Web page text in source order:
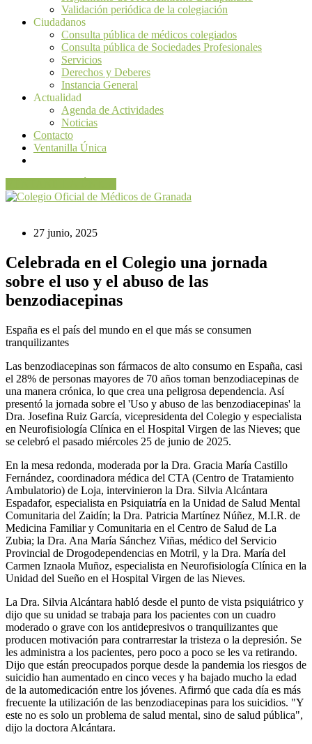
Validación periódica de la colegiación
Ciudadanos
Consulta pública de médicos colegiados
Consulta pública de Sociedades Profesionales
Servicios
Derechos y Deberes
Instancia General
Actualidad
Agenda de Actividades
Noticias
Contacto
Ventanilla Única
27 junio, 2025
Celebrada en el Colegio una jornada
sobre el uso y el abuso de las
benzodiacepinas
España es el país del mundo en el que más se consumen
tranquilizantes
Las benzodiacepinas son fármacos de alto consumo en España, casi
el 28% de personas mayores de 70 años toman benzodiacepinas de
una manera crónica, lo que crea una peligrosa dependencia. Así
presentó la jornada sobre el 'Uso y abuso de las benzodiacepinas' la
Dra. Josefina Ruiz García, vicepresidenta del Colegio y especialista
en Neurofisiología Clínica en el Hospital Virgen de las Nieves; que
se celebró el pasado miércoles 25 de junio de 2025.
En la mesa redonda, moderada por la Dra. Gracia María Castillo
Fernández, coordinadora médica del CTA (Centro de Tratamiento
Ambulatorio) de Loja, intervinieron la Dra. Silvia Alcántara
Espadafor, especialista en Psiquiatría en la Unidad de Salud Mental
Comunitaria del Zaidín; la Dra. Patricia Martínez Núñez, M.I.R. de
Medicina Familiar y Comunitaria en el Centro de Salud de La
Zubia; la Dra. Ana María Sánchez Viñas, médico del Servicio
Provincial de Drogodependencias en Motril, y la Dra. María del
Carmen Iznaola Muñoz, especialista en Neurofisiología Clínica en la
Unidad del Sueño en el Hospital Virgen de las Nieves.
La Dra. Silvia Alcántara habló desde el punto de vista psiquiátrico y
dijo que su unidad se trabaja para los pacientes con un cuadro
moderado o grave con los antidepresivos o tranquilizantes que
producen motivación para contrarrestar la tristeza o la depresión. Se
les administra a los pacientes, pero poco a poco se les va retirando.
Dijo que están preocupados porque desde la pandemia los riesgos de
suicidio han aumentado en cinco veces y ha bajado mucho la edad
de la automedicación entre los jóvenes. Afirmó que cada día es más
frecuente la utilización de las benzodiacepinas para los suicidios. "Y
este no es solo un problema de salud mental, sino de salud pública",
dijo la doctora Alcántara.